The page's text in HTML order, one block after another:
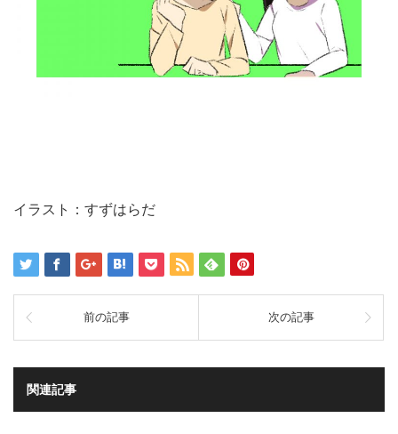
イラスト：すずはらだ
前の記事 次の記事
関連記事